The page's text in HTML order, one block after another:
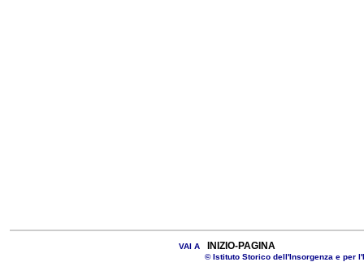
VAI A INIZIO-PAGINA
© Istituto Storico dell'Insorgenza e per